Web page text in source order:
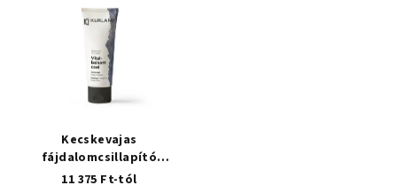
Kecskevajas
fájdalomcsillapító
ízületbalzsam, hűsítő
11 375 Ft-tól